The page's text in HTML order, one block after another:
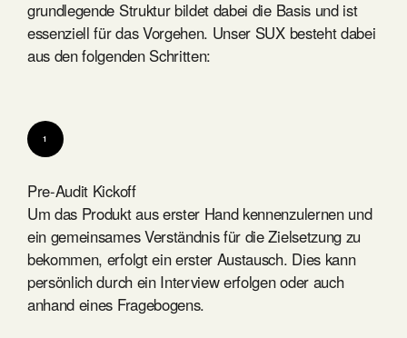
grundlegende Struktur bildet dabei die Basis und ist
essenziell für das Vorgehen. Unser SUX besteht dabei
aus den folgenden Schritten:
1
Pre-Audit Kickoff
Um das Produkt aus erster Hand kennenzulernen und
ein gemeinsames Verständnis für die Zielsetzung zu
bekommen, erfolgt ein erster Austausch. Dies kann
persönlich durch ein Interview erfolgen oder auch
anhand eines Fragebogens.